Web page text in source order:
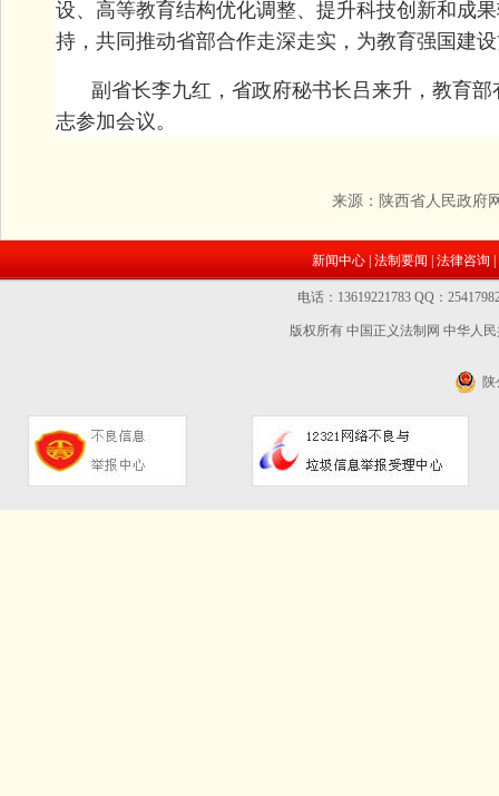
设、高等教育结构优化调整、提升科技创新和成
持，共同推动省部合作走深走实，为教育强国建
副省长李九红，省政府秘书长吕来升，教育
志参加会议。
来源：陕西省人民政府
新闻中心 法制要闻 法律咨询
电话：13619221783 QQ：
版权所有 中国正义法制网中华人